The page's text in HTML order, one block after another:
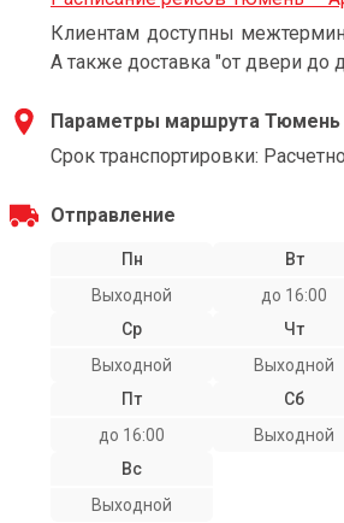
Клиентам доступны
А также доставка "от двери до
Параметры маршрута
Срок транспортировки:
Отправление
Пн
Выходной
Вт
до 16:00
Ср
Выходной
Чт
Выходной
Пт
до 16:00
Сб
Выходной
Вс
Выходной